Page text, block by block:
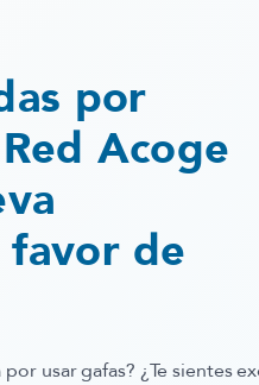
por
Acoge
favor de
usar gafas? ¿Te sientes